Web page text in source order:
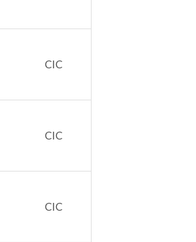
CIC
CIC
CIC